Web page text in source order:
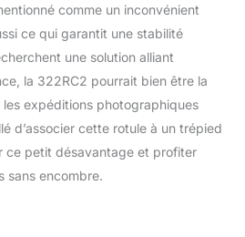
comme un inconvénient
ce qui garantit une stabilité
une solution alliant
la 322RC2 pourrait bien être la
expéditions photographiques
d’associer cette rotule à un trépied
ce petit désavantage et profiter
sans encombre.